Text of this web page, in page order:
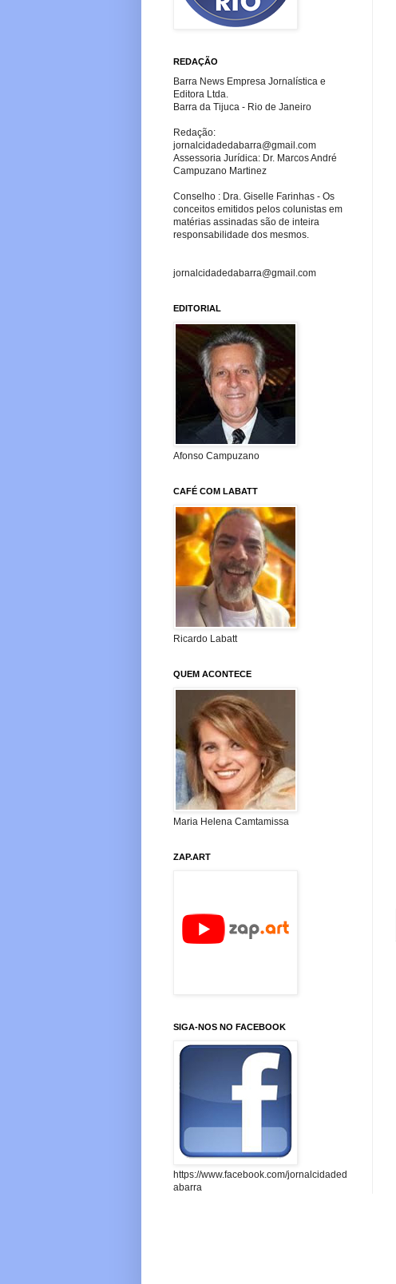
REDAÇÃO
Barra News Empresa Jornalística e
Editora Ltda.
Barra da Tijuca - Rio de Janeiro
Redação:
jornalcidadedabarra@gmail.com
Assessoria Jurídica: Dr. Marcos André
Campuzano Martinez
Conselho : Dra. Giselle Farinhas - Os
conceitos emitidos pelos colunistas em
matérias assinadas são de inteira
responsabilidade dos mesmos.
jornalcidadedabarra@gmail.com
EDITORIAL
Afonso Campuzano
CAFÉ COM LABATT
Ricardo Labatt
QUEM ACONTECE
Maria Helena Camtamissa
ZAP.ART
SIGA-NOS NO FACEBOOK
https://www.facebook.com/jornalcidaded
abarra